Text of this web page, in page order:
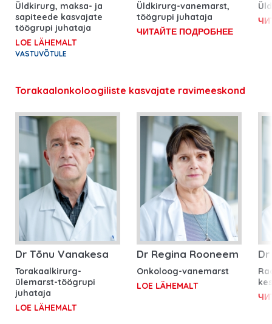
Üldkirurg, maksa- ja
sapiteede kasvajate
töögrupi juhataja
LOE LÄHEMALT
VASTUVÕTULE
Üldkirurg-vanemarst,
töögrupi juhataja
ЧИТАЙТЕ ПОДРОБНЕЕ
Torakaalonkoloogiliste kasvajate ravimeeskond
Dr Tõnu Vanakesa
Torakaalkirurg-
ülemarst-töögrupi
juhataja
LOE LÄHEMALT
Dr Regina Rooneem
Onkoloog-vanemarst
LOE LÄHEMALT